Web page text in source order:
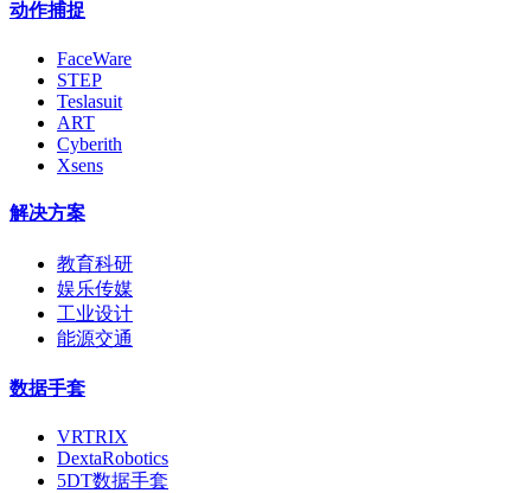
动作捕捉
FaceWare
STEP
Teslasuit
ART
Cyberith
Xsens
解决方案
教育科研
娱乐传媒
工业设计
能源交通
数据手套
VRTRIX
DextaRobotics
5DT数据手套